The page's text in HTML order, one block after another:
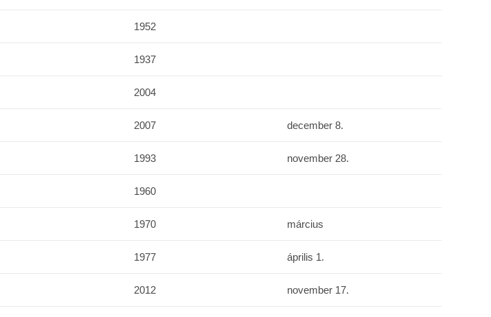
1952
1937
2004
2007 december 8.
1993 november 28.
1960
1970 március
1977 április 1.
2012 november 17.